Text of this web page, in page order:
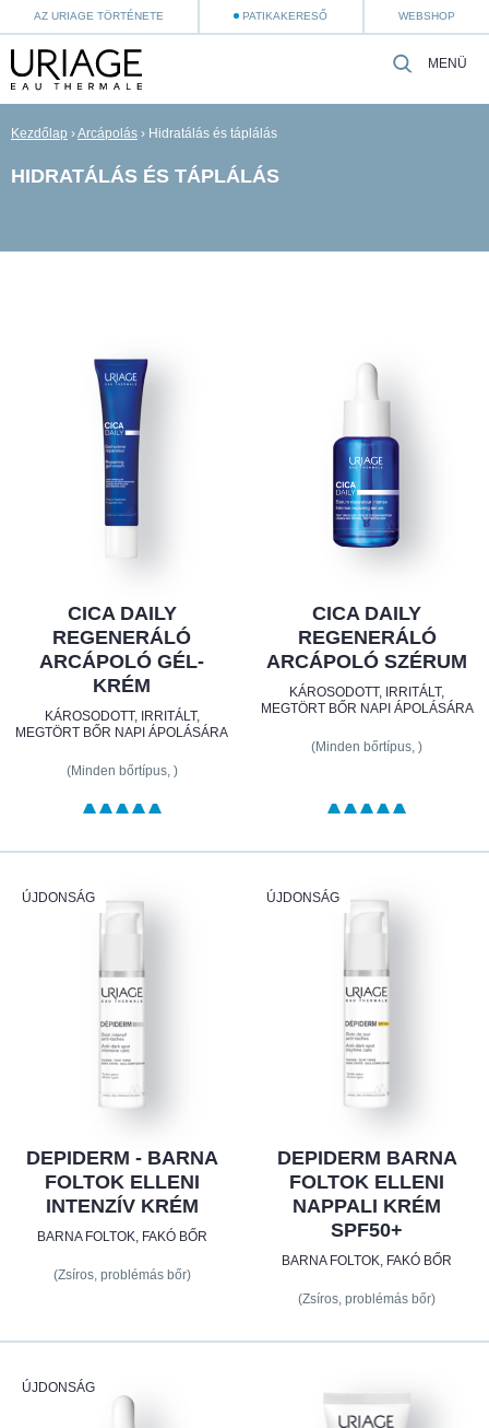
AZ URIAGE TÖRTÉNETE PATIKAKERESŐ WEBSHOP
MENÜ
Kezdőlap ›Arcápolás › Hidratálás és táplálás
HIDRATÁLÁS ÉS TÁPLÁLÁS
CICA DAILY
REGENERÁLÓ
ARCÁPOLÓ GÉL-
KRÉM
KÁROSODOTT, IRRITÁLT,
MEGTÖRT BŐR NAPI ÁPOLÁSÁRA
(Minden bőrtípus, )
CICA DAILY
REGENERÁLÓ
ARCÁPOLÓ SZÉRUM
KÁROSODOTT, IRRITÁLT,
MEGTÖRT BŐR NAPI ÁPOLÁSÁRA
(Minden bőrtípus, )
ÚJDONSÁG
DEPIDERM - BARNA
FOLTOK ELLENI
INTENZÍV KRÉM
BARNA FOLTOK, FAKÓ BŐR
(Zsíros, problémás bőr)
ÚJDONSÁG
DEPIDERM BARNA
FOLTOK ELLENI
NAPPALI KRÉM
SPF50+
BARNA FOLTOK, FAKÓ BŐR
(Zsíros, problémás bőr)
ÚJDONSÁG